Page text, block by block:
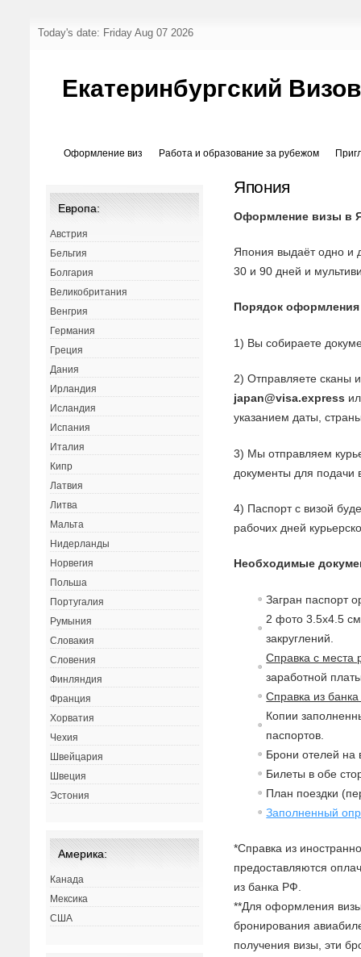
Today's date: Friday Aug 07 2026
Екатеринбургский
Оформление виз Работа и образование за рубежом
Япония
Оформление визы в
Япония выдаёт одно и
30 и 90 дней и
Порядок
1) Вы собираете
2) Отправляете сканы
japan@visa.express
указанием даты,
3) Мы отправляем
документы для подачи
4) Паспорт с визой
рабочих дней
Необходимые
Загран паспорт
2 фото 3.5х4.5
закруглений.
Справка с места
заработной
Справка из
Копии
паспортов.
Брони отелей на
Билеты в обе
План поездки
Заполненный
*Справка из
предоставляются
из банка РФ.
**Для оформления
бронирования
получения визы, эти
Европа:
Австрия
Бельгия
Болгария
Великобритания
Венгрия
Германия
Греция
Дания
Ирландия
Исландия
Испания
Италия
Кипр
Латвия
Литва
Мальта
Нидерланды
Норвегия
Польша
Португалия
Румыния
Словакия
Словения
Финляндия
Франция
Хорватия
Чехия
Швейцария
Швеция
Эстония
Америка:
Канада
Мексика
США